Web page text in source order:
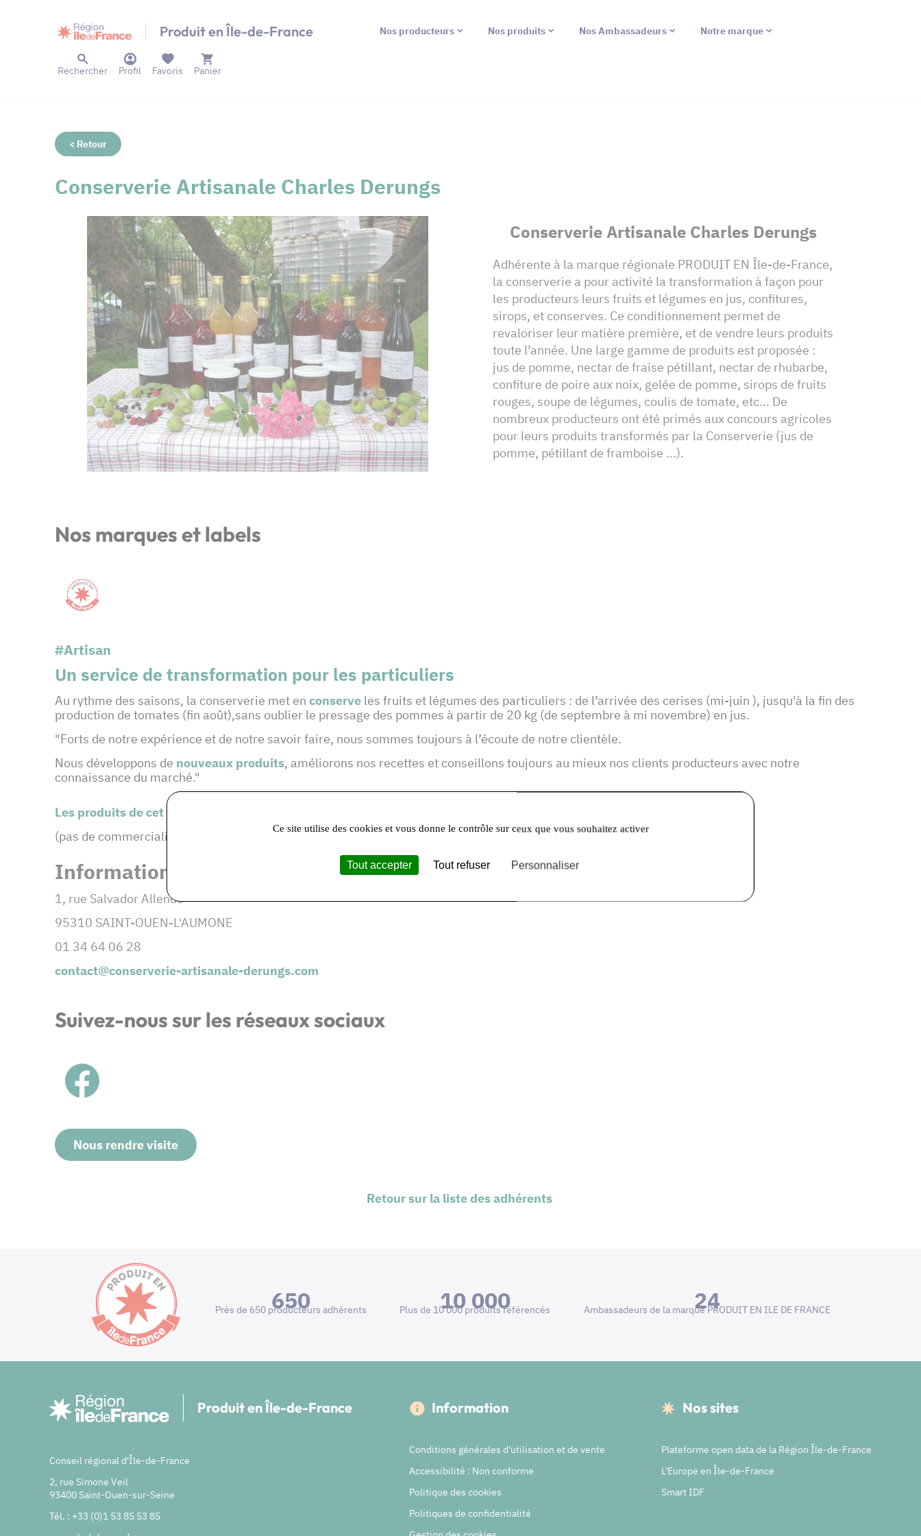
Produit en Île-de-France Nos producteurs Nos produits Nos Ambassadeurs Notre marque
Rechercher Profil Panier
Favoris
< Retour
Conserverie Artisanale Charles Derungs
Conserverie Artisanale Charles Derungs
Adhérente à la marque régionale PRODUIT EN Île-de-France,
la conserverie a pour activité la transformation à façon pour
les producteurs leurs fruits et légumes en jus, confitures,
sirops, et conserves. Ce conditionnement permet de
revaloriser leur matière première, et de vendre leurs produits
toute l’année. Une large gamme de produits est proposée :
jus de pomme, nectar de fraise pétillant, nectar de rhubarbe,
confiture de poire aux noix, gelée de pomme, sirops de fruits
rouges, soupe de légumes, coulis de tomate, etc... De
nombreux producteurs ont été primés aux concours agricoles
pour leurs produits transformés par la Conserverie (jus de
pomme, pétillant de framboise ...).
Nos marques et labels
#Artisan
Un service de transformation pour les particuliers
Au rythme des saisons, la conserverie met en conserve les fruits et légumes des particuliers : de l’arrivée des cerises (mi-juin ), jusqu'à la fin des
production de tomates (fin août),sans oublier le pressage des pommes à partir de 20 kg (de septembre à mi novembre) en jus.
"Forts de notre expérience et de notre savoir faire, nous sommes toujours à l’écoute de notre clientèle.
Nous développons de nouveaux produits, améliorons nos recettes et conseillons toujours au mieux nos clients producteurs avec notre
connaissance du marché."
Les produits de cet adhérent :
(pas de commercialisation direct consommateurs)
Informations et coordonnées :
1, rue Salvador Allende
95310 SAINT-OUEN-L'AUMONE
01 34 64 06 28
contact@conserverie-artisanale-derungs.com
Suivez-nous sur les réseaux sociaux
Nous rendre visite
Retour sur la liste des adhérents
650
Près de 650 producteurs adhérents 10 000
Plus de 10 000 produits référencés 24
Ambassadeurs de la marque PRODUIT EN ILE DE FRANCE
Produit en Île-de-France
Conseil régional d'Île-de-France
2, rue Simone Veil
93400 Saint-Ouen-sur-Seine
Tél. : +33 (0)1 53 85 53 85
Information
Conditions générales d'utilisation et de vente
Accessibilité : Non conforme
Politique des cookies
Politiques de confidentialité
Nos sites
Plateforme open data de la Région Île-de-France
L'Europe en Île-de-France
Smart IDF
Ce site utilise des cookies et vous donne le contrôle sur ceux que vous souhaitez activer
Tout accepter Tout refuser Personnaliser